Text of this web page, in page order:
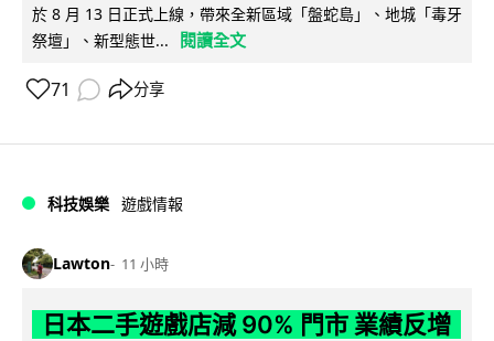
於 8 月 13 日正式上線，帶來全新區域「盤蛇島」、地城「毒牙
祭壇」、新型態世...
閱讀全文
71 分享
科技娛樂 遊戲情報
Lawton 11 小時
日本二手遊戲店減 90% 門市 業績反增